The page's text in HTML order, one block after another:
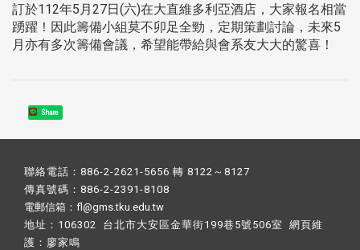
訂於112年5月27日(六)在大直維多利亞酒店，大家報名相當
踴躍！因此籌備小組莫不卯足全勁，定期策劃討論，未來5
月亦有多次籌備會議，希望能帶給與會系友大大的驚喜！
Share
聯絡電話：886-2-2621-5656 轉 8122～8127
傳真號碼：886-2-2391-8108
電郵信箱：fl@gms.tku.edu.tw
地址：106302 台北市大安區金華街199巷5號506室 網頁維
護： 廖家鳴​